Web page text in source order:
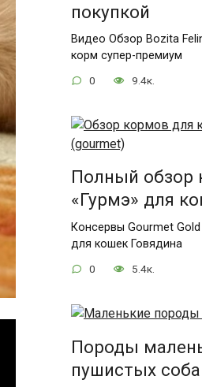
покупкой
Видео Обзор Bozita
корм супер-премиум
0 9.4к.
Полный обзор
«Гурмэ» для
Консервы Gourmet Gold
для кошек Говядина
0 5.4к.
Породы
пушистых